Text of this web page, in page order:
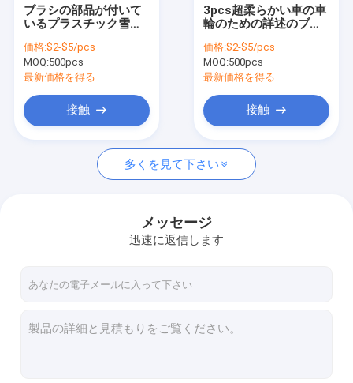
ドリルのブラシ セット
ナイロン ストリップのブラシ
道掃除人のブラシ
世帯のクリーニング ブラシ
ステンレス鋼のワイヤー ブラシ
ブラシの部品が付いて
いるプラスチック雪車
パーの氷のよりきれい
な用具
価格:$2-$5/pcs
MOQ:500pcs
最新価格を得る
接触
3pcs超柔らかい車の車
輪のための詳述のブラ
価格:$2-$5/pcs
MOQ:500pcs
最新価格を得る
接触
多くを見て下さい
メッセージ
迅速に返信します